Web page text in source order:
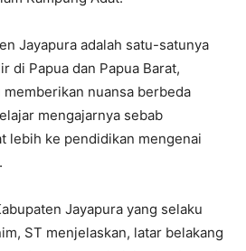
Jayapura adalah satu-satunya
di Papua dan Papua Barat,
nuansa berbeda
mengajarnya sebab
lebih ke pendidikan mengenai
Jayapura yang selaku
ST menjelaskan, latar belakang